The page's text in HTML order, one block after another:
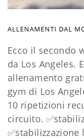
ALLENAMENTI DAL
Ecco il secondo
da Los Angeles.
allenamento
gym di Los
10 ripetizioni
circuito. ✅
✅